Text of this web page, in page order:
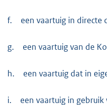
f. een vaartuig in directe
g. een vaartuig van de
h. een vaartuig dat in
i. een vaartuig in